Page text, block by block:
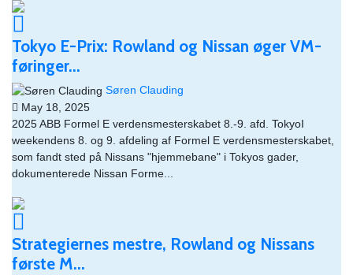
Tokyo E-Prix: Rowland og Nissan øger VM-
føringer...
Søren Clauding
May 18, 2025
2025 ABB Formel E verdensmesterskabet 8.-9. afd. TokyoI
weekendens 8. og 9. afdeling af Formel E verdensmesterskabet,
som fandt sted på Nissans "hjemmebane" i Tokyos gader,
dokumenterede Nissan Forme...
Strategiernes mestre, Rowland og Nissans
første M...